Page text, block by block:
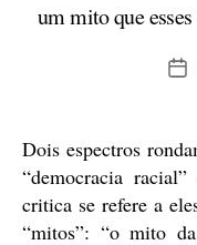
um mito que
Dois espectros
“democracia
critica se refere a
“mitos”: “o mito